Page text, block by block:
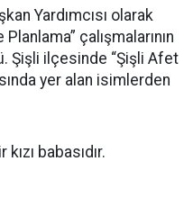
Yardımcısı olarak
çalışmalarının
Şişli ilçesinde “Şişli Afet
yer alan isimlerden
babasıdır.